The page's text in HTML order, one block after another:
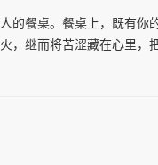
餐桌。餐桌上，既有你
继而将苦涩藏在心里